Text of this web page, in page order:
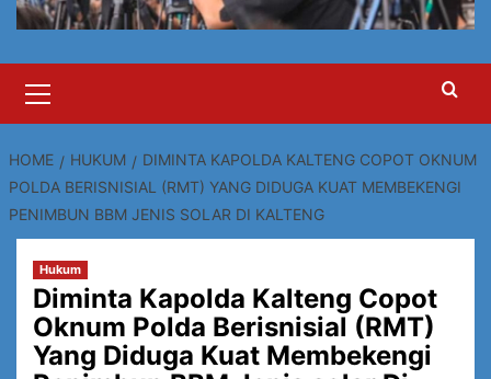
Menu
HOME HUKUM
DIMINTA KAPOLDA KALTENG COPOT OKNUM
POLDA BERISNISIAL (RMT) YANG DIDUGA KUAT MEMBEKENGI
PENIMBUN BBM JENIS SOLAR DI KALTENG
Hukum
Diminta Kapolda Kalteng Copot
Oknum Polda Berisnisial (RMT)
Yang Diduga Kuat Membekengi